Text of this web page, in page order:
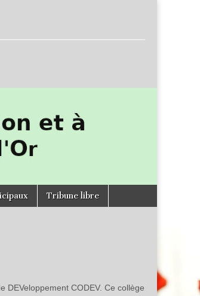
Tribune libre
DEVeloppement CODEV. Ce collège